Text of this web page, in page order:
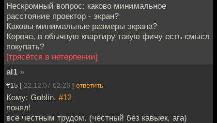
Нескромный вопрос: каково минимальное
расстояние проектор - экран?
Каковы минимальные размеры экрана?
Короче, в обычную квартиру такую фичу есть смысл
покупать?
[трясётся в нетерпении]
al1 »
#15 | 22.12.07 02:26 | ответить
Кому: Goblin, #12
понял!
все честным трудом. (честный без кавыек, ага)